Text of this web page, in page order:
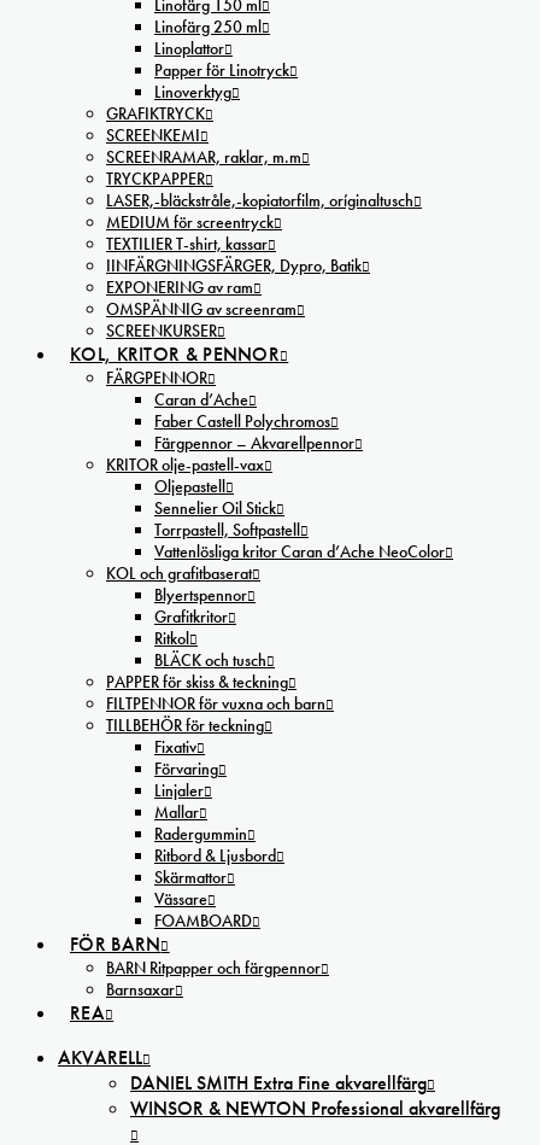
Linofärg 150 ml
Linofärg 250 ml
Linoplattor
Papper för Linotryck
Linoverktyg
GRAFIKTRYCK
SCREENKEMI
SCREENRAMAR, raklar, m.m
TRYCKPAPPER
LASER,-bläckstråle,-kopiatorfilm, oríginaltusch
MEDIUM för screentryck
TEXTILIER T-shirt, kassar
IINFÄRGNINGSFÄRGER, Dypro, Batik
EXPONERING av ram
OMSPÄNNIG av screenram
SCREENKURSER
KOL, KRITOR & PENNOR
FÄRGPENNOR
Caran d’Ache
Faber Castell Polychromos
Färgpennor – Akvarellpennor
KRITOR olje-pastell-vax
Oljepastell
Sennelier Oil Stick
Torrpastell, Softpastell
Vattenlösliga kritor Caran d’Ache NeoColor
KOL och grafitbaserat
Blyertspennor
Grafitkritor
Ritkol
BLÄCK och tusch
PAPPER för skiss & teckning
FILTPENNOR för vuxna och barn
TILLBEHÖR för teckning
Fixativ
Förvaring
Linjaler
Mallar
Radergummin
Ritbord & Ljusbord
Skärmattor
Vässare
FOAMBOARD
FÖR BARN
BARN Ritpapper och färgpennor
Barnsaxar
REA
AKVARELL
DANIEL SMITH Extra Fine akvarellfärg
WINSOR & NEWTON Professional akvarellfärg